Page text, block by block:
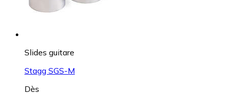
Slides guitare
Stagg SGS-M
Dès